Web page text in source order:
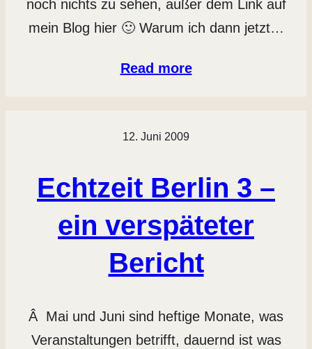
noch nichts zu sehen, außer dem Link auf
mein Blog hier 🙂 Warum ich dann jetzt…
Read more
12. Juni 2009
Echtzeit Berlin 3 –
ein verspäteter
Bericht
Â Mai und Juni sind heftige Monate, was
Veranstaltungen betrifft, dauernd ist was